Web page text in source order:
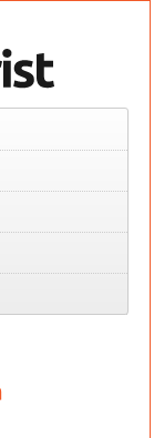
Farneta